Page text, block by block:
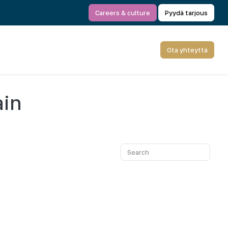
Careers & culture Pyydä tarjous
Ota yhteyttä